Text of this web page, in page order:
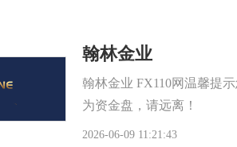
翰林金业
翰林金业 FX110网温馨提
为资金盘，请远离！
2026-06-09 11:21:43